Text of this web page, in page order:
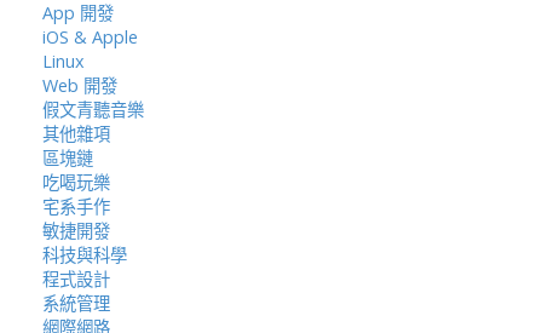
App 開發
iOS & Apple
Linux
Web 開發
假文青聽音樂
其他雜項
區塊鏈
吃喝玩樂
宅系手作
敏捷開發
科技與科學
程式設計
系統管理
網際網路